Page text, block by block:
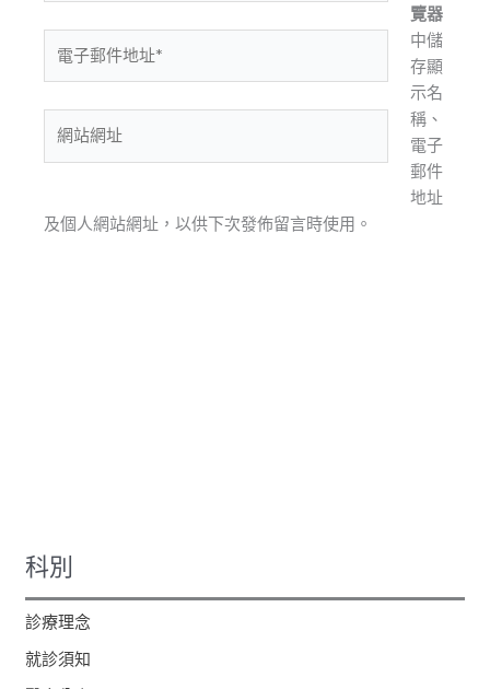
子
地
站
覽器
中儲
存顯
示名
稱、
電子
郵件
地址
及個人網站網址，以供下次發佈留言時使用。
科別
診療理念
就診須知